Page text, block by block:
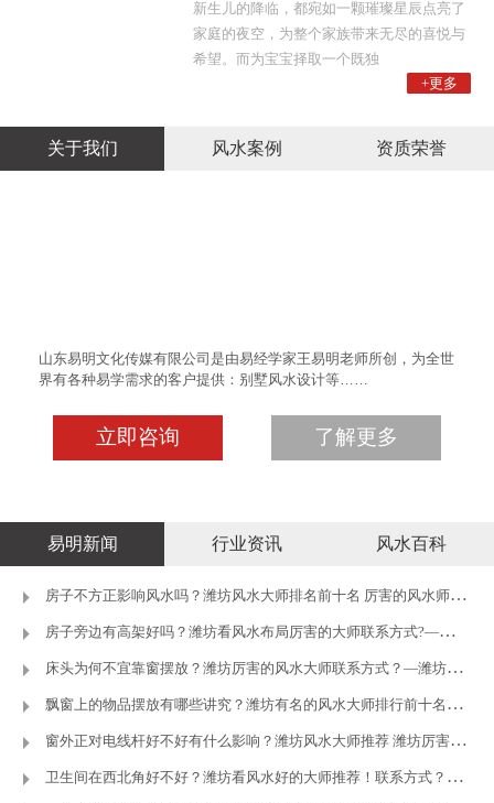
新生儿的降临，都宛如一颗璀璨星辰点亮了
家庭的夜空，为整个家族带来无尽的喜悦与
希望。而为宝宝择取一个既独
+更多
关于我们 风水案例 资质荣誉
山东易明文化传媒有限公司是由易经学家王易明老师所创，为全世
界有各种易学需求的客户提供：别墅风水设计等……
立即咨询 了解更多
易明新闻 行业资讯 风水百科
房子不方正影响风水吗？潍坊风水大师排名前十名 厉害的风水师推荐
房子旁边有高架好吗？潍坊看风水布局厉害的大师联系方式?—潍坊王
床头为何不宜靠窗摆放？潍坊厉害的风水大师联系方式？—潍坊王易明
飘窗上的物品摆放有哪些讲究？潍坊有名的风水大师排行前十名—潍坊
窗外正对电线杆好不好有什么影响？潍坊风水大师推荐 潍坊厉害的风
卫生间在西北角好不好？潍坊看风水好的大师推荐！联系方式？—潍坊王